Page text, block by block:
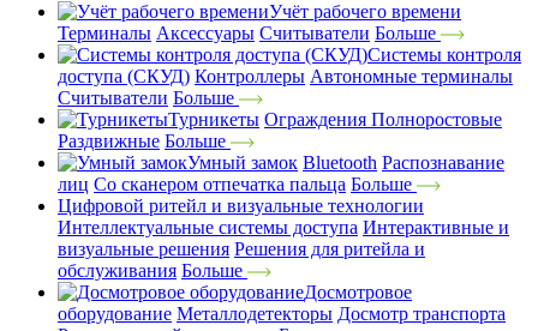
Учёт рабочего времени
Терминалы Аксессуары Считыватели Больше
Системы контроля
доступа (СКУД) Контроллеры Автономные терминалы
Считыватели Больше
Турникеты Ограждения Полноростовые
Раздвижные Больше
Умный замок Bluetooth Распознавание
лиц Со сканером отпечатка пальца Больше
Цифровой ритейл и визуальные технологии
Интеллектуальные системы доступа Интерактивные и
визуальные решения Решения для ритейла и
обслуживания Больше
Досмотровое
оборудование Металлодетекторы Досмотр транспорта